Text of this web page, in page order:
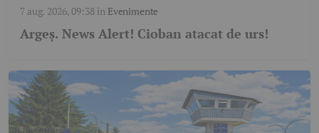
7 aug. 2026, 09:38în Evenimente
Argeş. News Alert! Cioban atacat de urs!